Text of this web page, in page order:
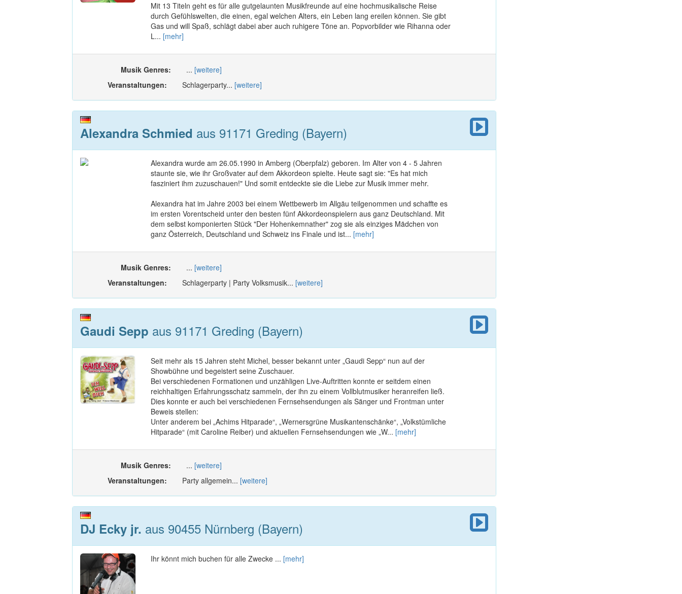
Mit 13 Titeln geht es für alle gutgelaunten Musikfreunde auf eine hochmusikalische Reise
durch Gefühlswelten, die einen, egal welchen Alters, ein Leben lang ereilen können. Sie gibt
Gas und will Spaß, schlägt dabei aber auch ruhigere Töne an. Popvorbilder wie Rihanna oder
L... [mehr]
Musik Genres: ... [weitere]
Veranstaltungen:
Schlagerparty... [weitere]
Alexandra Schmied aus 91171 Greding (Bayern)
Alexandra wurde am 26.05.1990 in Amberg (Oberpfalz) geboren. Im Alter von 4 - 5 Jahren
staunte sie, wie ihr Großvater auf dem Akkordeon spielte. Heute sagt sie: "Es hat mich
fasziniert ihm zuzuschauen!" Und somit entdeckte sie die Liebe zur Musik immer mehr.
Alexandra hat im Jahre 2003 bei einem Wettbewerb im Allgäu teilgenommen und schaffte es
im ersten Vorentscheid unter den besten fünf Akkordeonspielern aus ganz Deutschland. Mit
dem selbst komponierten Stück "Der Hohenkemnather" zog sie als einziges Mädchen von
ganz Österreich, Deutschland und Schweiz ins Finale und ist... [mehr]
Musik Genres: ... [weitere]
Veranstaltungen:
Schlagerparty | Party Volksmusik... [weitere]
Gaudi Sepp aus 91171 Greding (Bayern)
Seit mehr als 15 Jahren steht Michel, besser bekannt unter „Gaudi Sepp“ nun auf der
Showbühne und begeistert seine Zuschauer.
Bei verschiedenen Formationen und unzähligen Live-Auftritten konnte er seitdem einen
reichhaltigen Erfahrungsschatz sammeln, der ihn zu einem Vollblutmusiker heranreifen ließ.
Dies konnte er auch bei verschiedenen Fernsehsendungen als Sänger und Frontman unter
Beweis stellen:
Unter anderem bei „Achims Hitparade“, „Wernersgrüne Musikantenschänke“, „Volkstümliche
Hitparade“ (mit Caroline Reiber) und aktuellen Fernsehsendungen wie „W... [mehr]
Musik Genres: ... [weitere]
Veranstaltungen:
Party allgemein... [weitere]
DJ Ecky jr. aus 90455 Nürnberg (Bayern)
Ihr könnt mich buchen für alle Zwecke ... [mehr]